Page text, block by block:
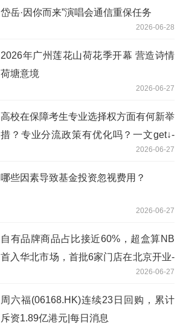
岱岳·因你而来”演唱会通信重保任务
2026-06-28
2026年广州莲花山荷花季开幕 营造诗情
荷塘意境
2026-06-27
高校在保障考生专业选择权方面有何新举
措？专业分流政策有优化吗？一文get↓-
2026-06-27
哪些因素导致基金投资忽视费用？
2026-06-27
自有品牌商品占比接近60%，超盒算NB
首入华北市场，首批6家门店在北京开业-
2026-06-27
周六福(06168.HK)连续23日回购，累计
斥资1.89亿港元|每日消息